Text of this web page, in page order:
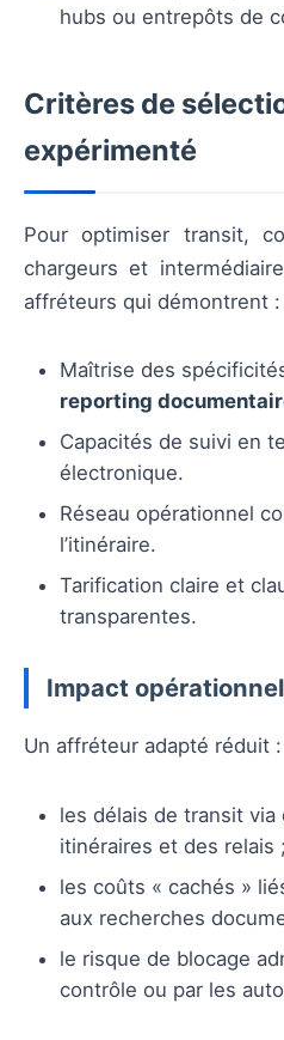
hubs ou entrepôts de
Critères de
expérimenté
Pour optimiser transit,
chargeurs et
affréteurs qui démontrent :
Maîtrise des
reporting
Capacités de suivi en
électronique.
Réseau opérationnel
l’itinéraire.
Tarification claire et
transparentes.
Impact
Un affréteur adapté réduit :
les délais de transit
itinéraires et des relais ;
les coûts « cachés »
aux recherches
le risque de blocage
contrôle ou par les